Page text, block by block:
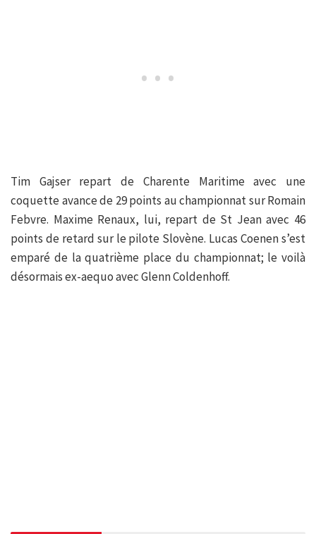
Tim Gajser repart de Charente Maritime avec une
coquette avance de 29 points au championnat sur Romain
Febvre. Maxime Renaux, lui, repart de St Jean avec 46
points de retard sur le pilote Slovène. Lucas Coenen s’est
emparé de la quatrième place du championnat; le voilà
désormais ex-aequo avec Glenn Coldenhoff.